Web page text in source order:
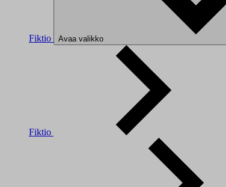
Fiktio Avaa valikko
Fiktio